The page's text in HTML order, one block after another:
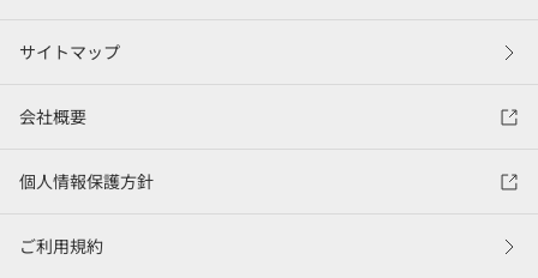
サイトマップ
会社概要
個人情報保護方針
ご利用規約